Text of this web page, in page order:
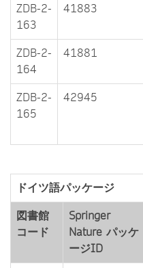
ZDB-2-
163
41883
ZDB-2-
164
41881
ZDB-2-
165
42945
ドイツ語パッケージ
図書館
コード
Springer
Nature パッケ
ージID